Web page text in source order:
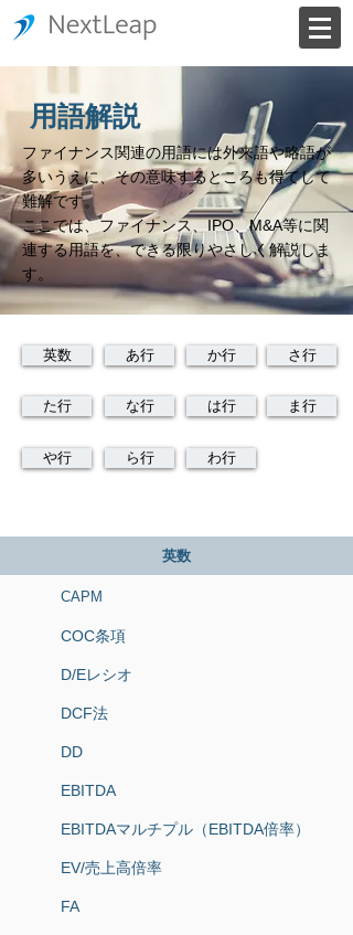
用語解説
ファイナンス関連の用語には外来語や略語が
多いうえに、その意味するところも得てして
難解です。
ここでは、ファイナンス、IPO、M&A等に関
連する用語を、できる限りやさしく解説しま
す。
英数 あ行 か行 さ行
た行 な行 は行 ま行
や行 ら行 わ行
英数
CAPM
COC条項
D/Eレシオ
DCF法
DD
EBITDA
EBITDAマルチプル（EBITDA倍率）
EV/売上高倍率
FA